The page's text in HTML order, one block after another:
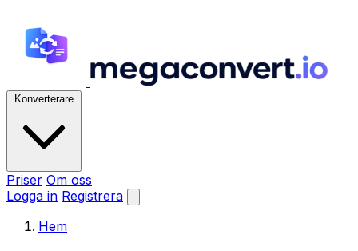
Konverterare
Priser Om oss
Logga in Registrera
Hem